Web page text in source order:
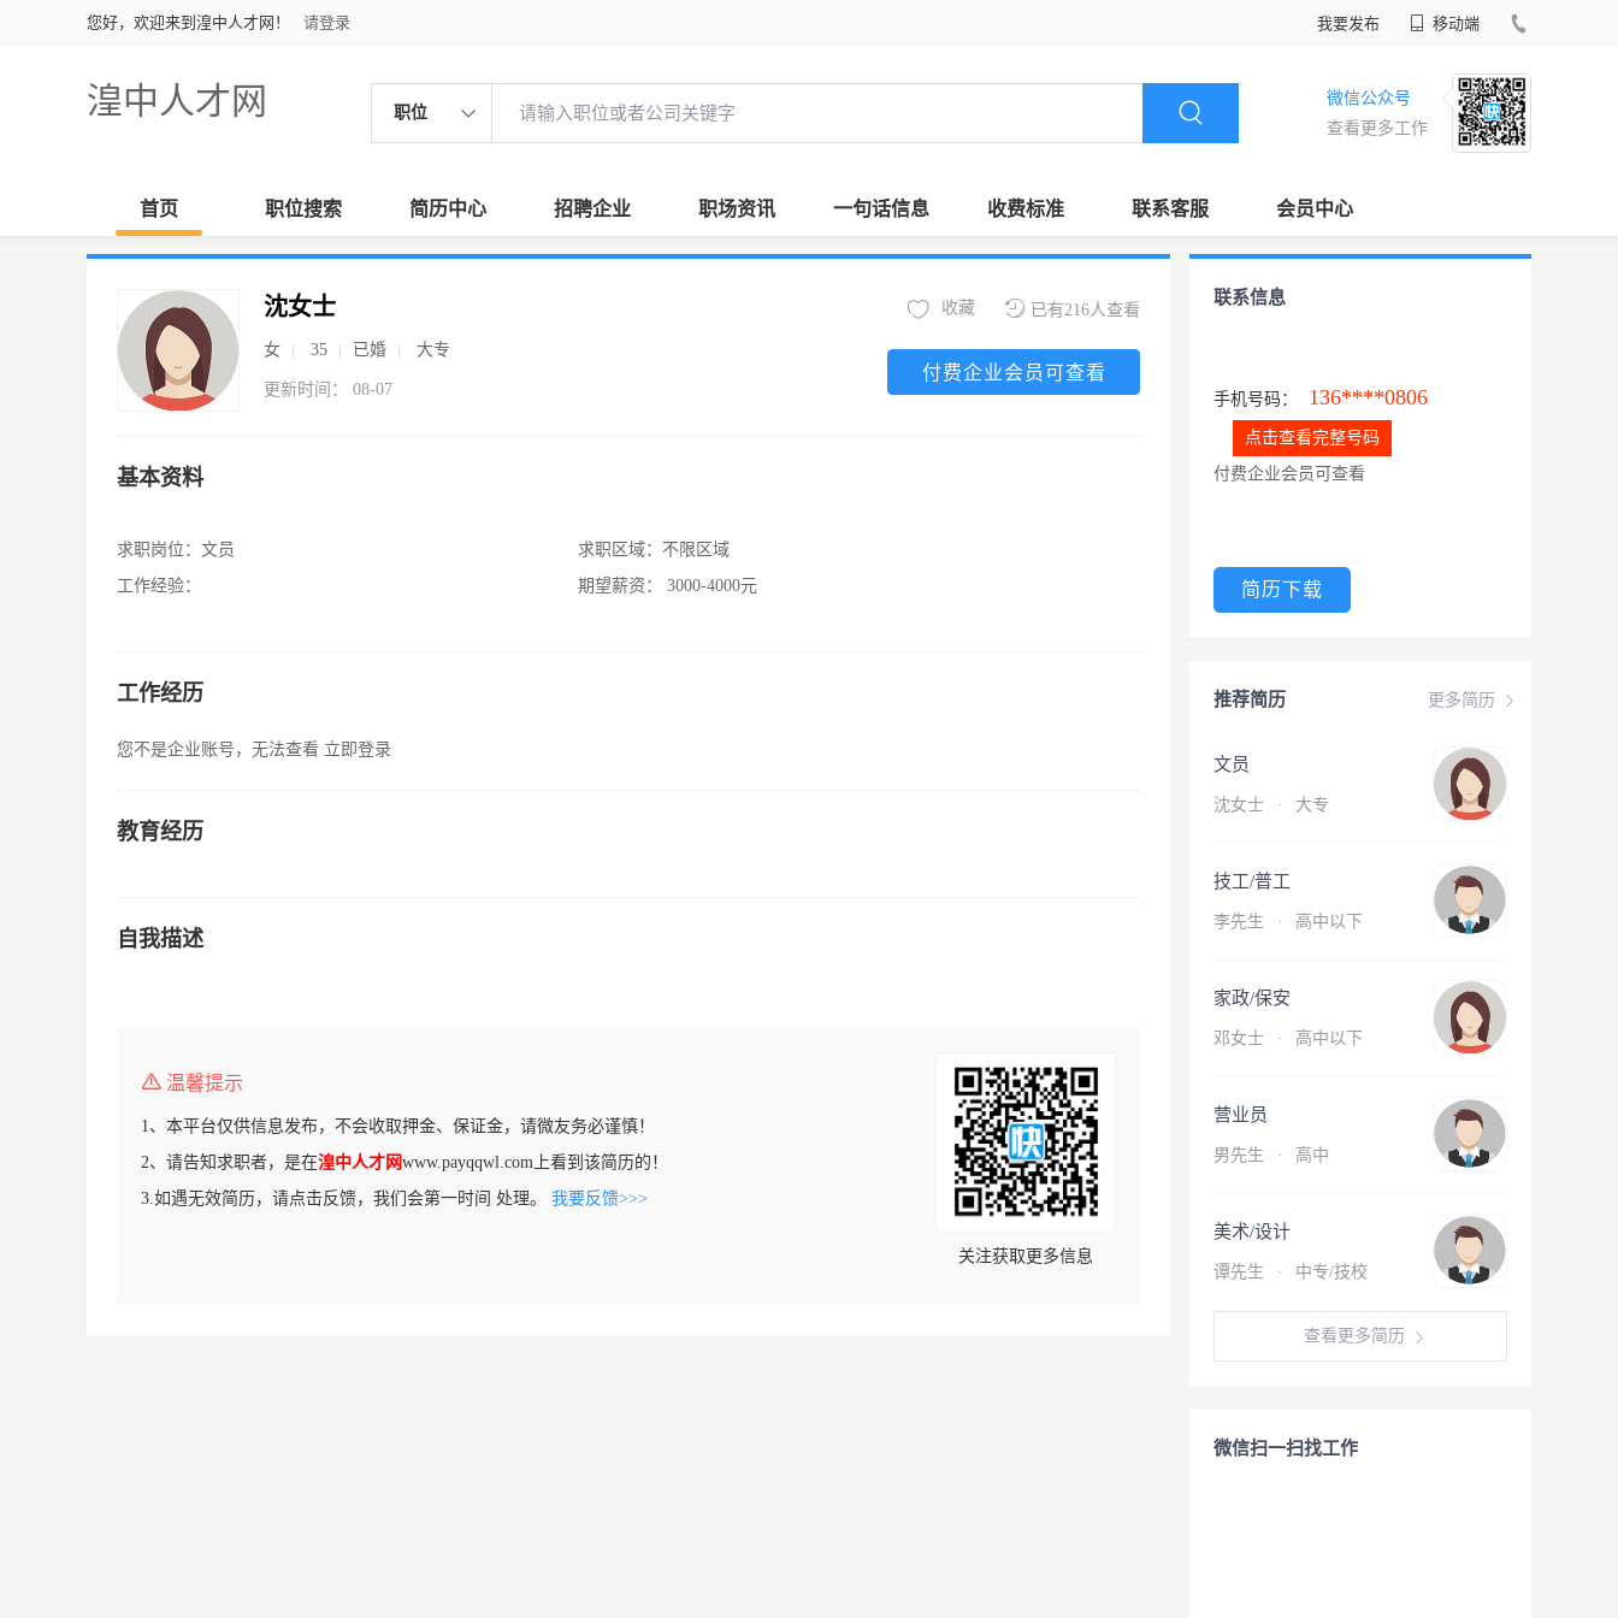
您好，欢迎来到湟中人才网！ 请登录 我要发布 移动端
湟中人才网 职位
微信公众号
查看更多工作
首页 职位搜索 简历中心 招聘企业 职场资讯 一句话信息 收费标准 联系客服 会员中心
沈女士
女 35 已婚 大专
更新时间： 08-07
已有216人查看
收藏
付费企业会员可查看
基本资料
求职岗位： 文员
工作经验：
求职区域： 不限区域
期望薪资：
3000-4000元
工作经历
您不是企业账号，无法查看 立即登录
教育经历
自我描述
温馨提示
1、本平台仅供信息发布，不会收取押金、保证金，请微友务必谨慎！
2、请告知求职者，是在湟中人才网www.payqqwl.com上看到该简历的！
3.如遇无效简历，请点击反馈，我们会第一时间 处理。 我要反馈>>>
关注获取更多信息
联系信息
手机号码： 136****0806
点击查看完整号码
付费企业会员可查看
简历下载
更多简历
推荐简历
文员
沈女士 · 大专
技工/普工
李先生 · 高中以下
家政/保安
邓女士 · 高中以下
营业员
男先生 · 高中
美术/设计
谭先生 · 中专/技校
查看更多简历
微信扫一扫找工作